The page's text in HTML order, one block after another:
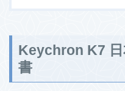
Keychron K7 日
書